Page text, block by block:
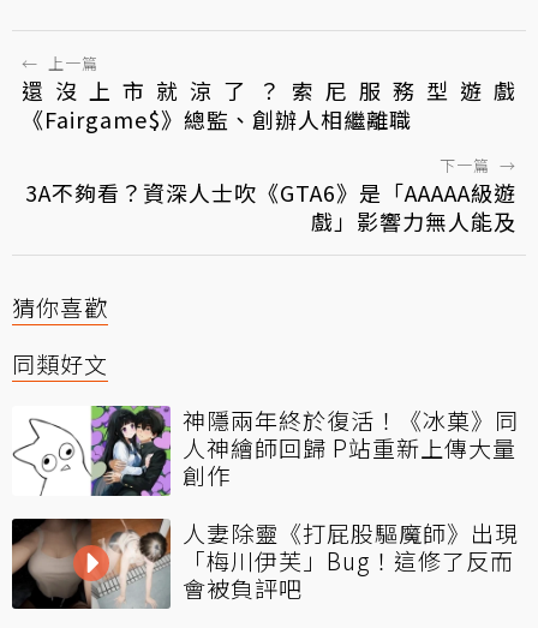
← 上一篇
還沒上市就涼了？索尼服務型遊戲
《Fairgame$》總監、創辦人相繼離職
下一篇 →
3A不夠看？資深人士吹《GTA6》是「AAAAA級遊
戲」影響力無人能及
猜你喜歡
同類好文
神隱兩年終於復活！《冰菓》同
人神繪師回歸 P站重新上傳大量
創作
人妻除靈《打屁股驅魔師》出現
「梅川伊芙」Bug！這修了反而
會被負評吧